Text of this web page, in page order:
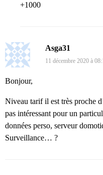
+1000
Asga31
11 décembre 2020 à
Bonjour,
Niveau tarif il est très proche
pas intéressant pour un
données perso, serveur
Surveillance… ?